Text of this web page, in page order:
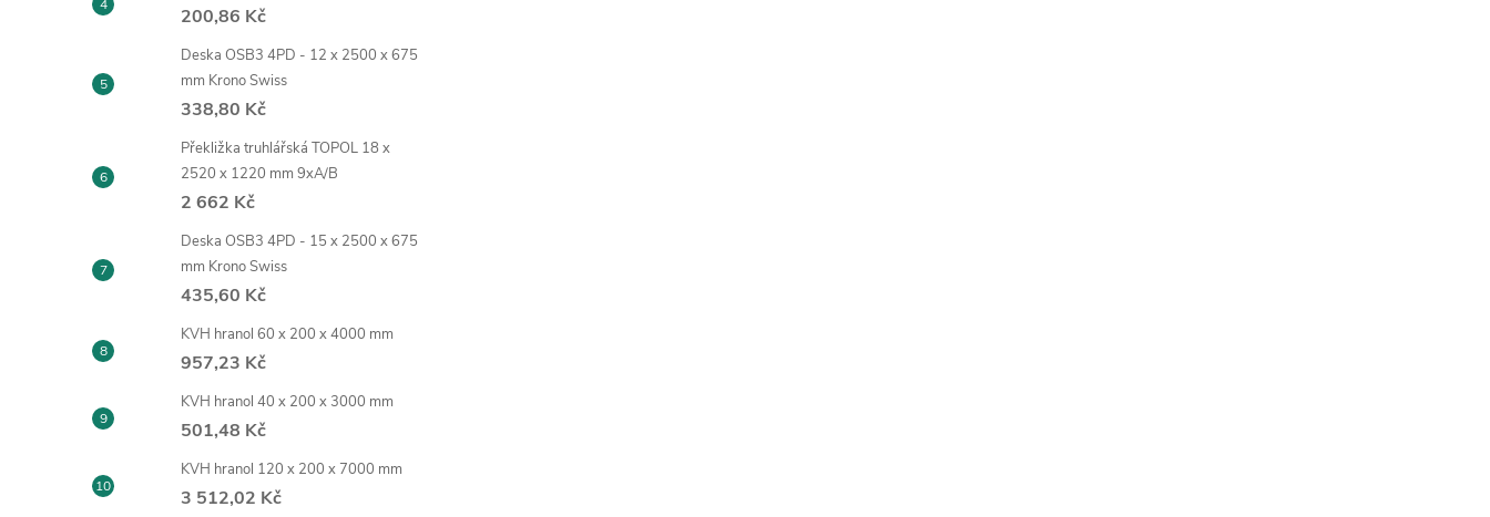
200,86 Kč
Deska OSB3 4PD - 12 x 2500 x 675
mm Krono Swiss
338,80 Kč
Překližka truhlářská TOPOL 18 x
2520 x 1220 mm 9xA/B
2 662 Kč
Deska OSB3 4PD - 15 x 2500 x 675
mm Krono Swiss
435,60 Kč
KVH hranol 60 x 200 x 4000 mm
957,23 Kč
KVH hranol 40 x 200 x 3000 mm
501,48 Kč
KVH hranol 120 x 200 x 7000 mm
3 512,02 Kč